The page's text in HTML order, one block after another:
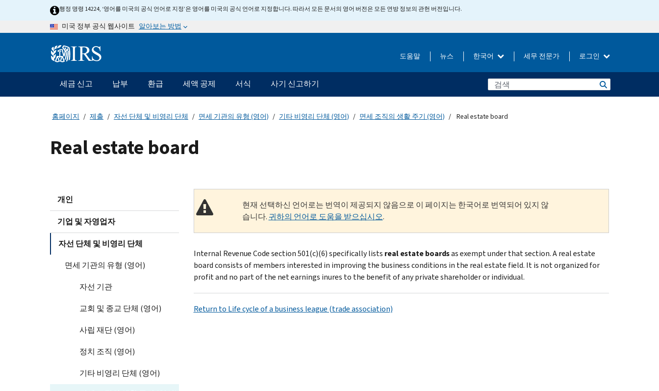
행정 명령 14224, ‘영어를 미국의 공식 언어로 지정’은 영어를 미국의 공식 언어로 지정합니다. 따라서 모든 문서의 영어 버전은 모든 연방 정보의 관헌 버전입니다.
미국 정부 공식 웹사이트 알아보는 방법
Information 도움말 뉴스 한국어 세무 전문가 로그인
메
인
네
게
이
세금 신고 납부 환급 세액 공제 서식 사기 신고하기
홈페이지 제출 자선 단체 및 비영리 단체 면세 기관의 유형 (영어) 기타 비영리 단체 (영어) 면세 조직의 생활 주기 (영어) Real estate board
Real estate board
개인
기업 및 자영업자
자선 단체 및 비영리 단체
면세 기관의 유형 (영어)
자선 기관
교회 및 종교 단체 (영어)
사립 재단 (영어)
정치 조직 (영어)
기타 비영리 단체 (영어)
현재 선택하신 언어로는 번역이 제공되지 않음으로 이 페이지는 한국어로 번역되어 있지 않
습니다. 귀하의 언어로 도움을 받으십시오.
Internal Revenue Code section 501(c)(6) specifically lists real estate boardsas exempt under that section. A real estate
board con­sists of members interested in improving the business conditions in the real estate field. It is not organized for
profit and no part of the net earnings inures to the benefit of any private shareholder or individual.
Return to Life cycle of a business league (trade association)